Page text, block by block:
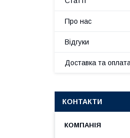
Про нас
Відгуки
Доставка та
КОНТАКТИ